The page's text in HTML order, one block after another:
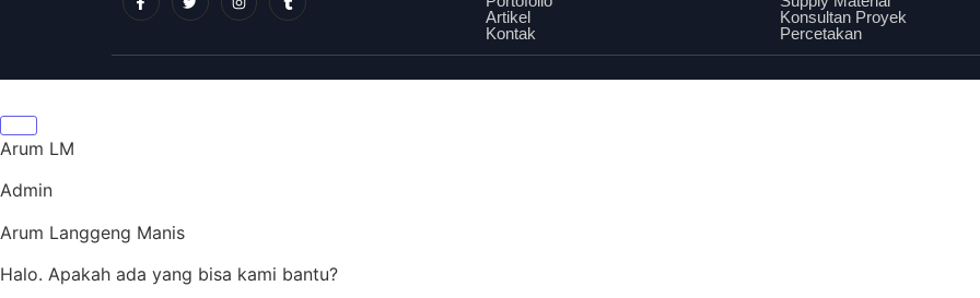
Artikel
Kontak
Konsultan Proyek
Percetakan
Arum LM
Admin
Arum Langgeng Manis
Halo. Apakah ada yang bisa kami bantu?